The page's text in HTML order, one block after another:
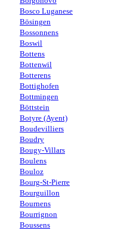
Bosco Luganese
Bösingen
Bossonnens
Boswil
Bottens
Bottenwil
Botterens
Bottighofen
Bottmingen
Böttstein
Botyre (Ayent)
Boudevilliers
Boudry
Bougy-Villars
Boulens
Bouloz
Bourg-St-Pierre
Bourguillon
Bournens
Bourrignon
Boussens